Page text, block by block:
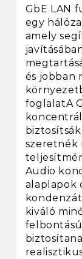
GbE LAN
egy
amely
és jobban
foglalatA
szeretnék
Audio
alaplapok
kiváló